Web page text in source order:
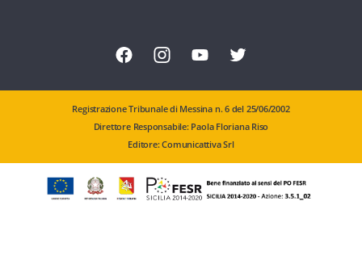
Registrazione Tribunale di Messina n. 6 del 25/06/2002
Direttore Responsabile: Paola Floriana Riso
Editore: Comunicattiva Srl